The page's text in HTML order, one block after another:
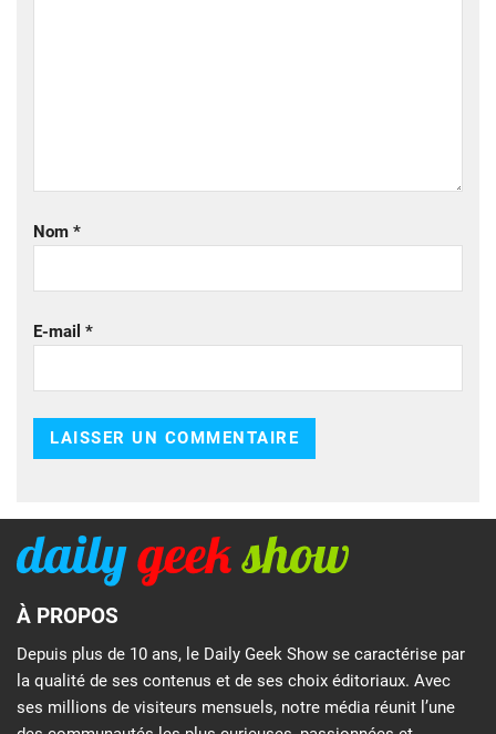
Nom *
E-mail *
À PROPOS
Depuis plus de 10 ans, le Daily Geek Show se caractérise par
la qualité de ses contenus et de ses choix éditoriaux. Avec
ses millions de visiteurs mensuels, notre média réunit l’une